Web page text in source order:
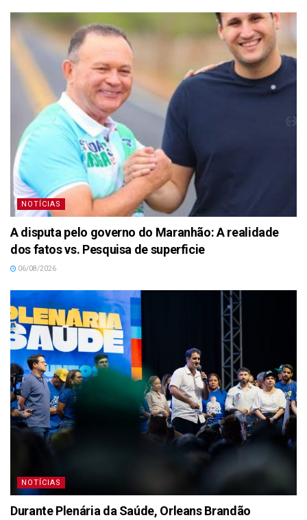
NOTÍCIAS
A disputa pelo governo do Maranhão: A realidade
dos fatos vs. Pesquisa de superficie
06/08/2026
NOTÍCIAS
Durante Plenária da Saúde, Orleans Brandão